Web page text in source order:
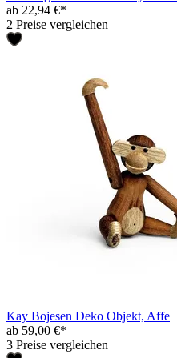
ab 22,94 €*
2 Preise vergleichen
Kay Bojesen Deko Objekt, Affe
ab 59,00 €*
3 Preise vergleichen